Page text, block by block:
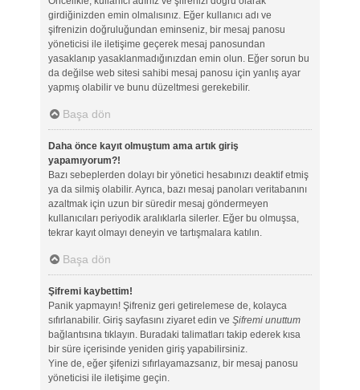
girdiğinizden emin olmalısınız. Eğer kullanıcı adı ve
şifrenizin doğruluğundan eminseniz, bir mesaj panosu
yöneticisi ile iletişime geçerek mesaj panosundan
yasaklanıp yasaklanmadığınızdan emin olun. Eğer sorun bu
da değilse web sitesi sahibi mesaj panosu için yanlış ayar
yapmış olabilir ve bunu düzeltmesi gerekebilir.
Başa dön
Daha önce kayıt olmuştum ama artık giriş
yapamıyorum?!
Bazı sebeplerden dolayı bir yönetici hesabınızı deaktif etmiş
ya da silmiş olabilir. Ayrıca, bazı mesaj panoları veritabanını
azaltmak için uzun bir süredir mesaj göndermeyen
kullanıcıları periyodik aralıklarla silerler. Eğer bu olmuşsa,
tekrar kayıt olmayı deneyin ve tartışmalara katılın.
Başa dön
Şifremi kaybettim!
Panik yapmayın! Şifreniz geri getirelemese de, kolayca
sıfırlanabilir. Giriş sayfasını ziyaret edin ve Şifremi unuttum
bağlantısına tıklayın. Buradaki talimatları takip ederek kısa
bir süre içerisinde yeniden giriş yapabilirsiniz.
Yine de, eğer şifenizi sıfırlayamazsanız, bir mesaj panosu
yöneticisi ile iletişime geçin.